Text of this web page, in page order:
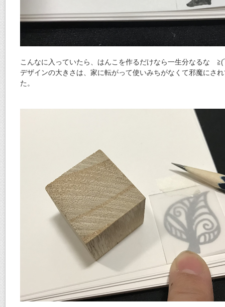
こんなに入っていたら、はんこを作るだけなら一生分なるな
デザインの大きさは、家に転がって使いみちがなくて邪魔にさ
た。